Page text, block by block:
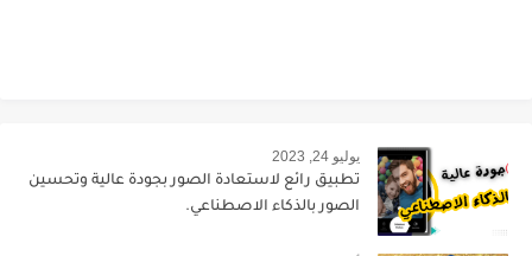
يوليو 24, 2023
تطبيق رائع لاستعادة الصور بجودة عالية وتحسين
الصور بالذكاء الاصطناعي.